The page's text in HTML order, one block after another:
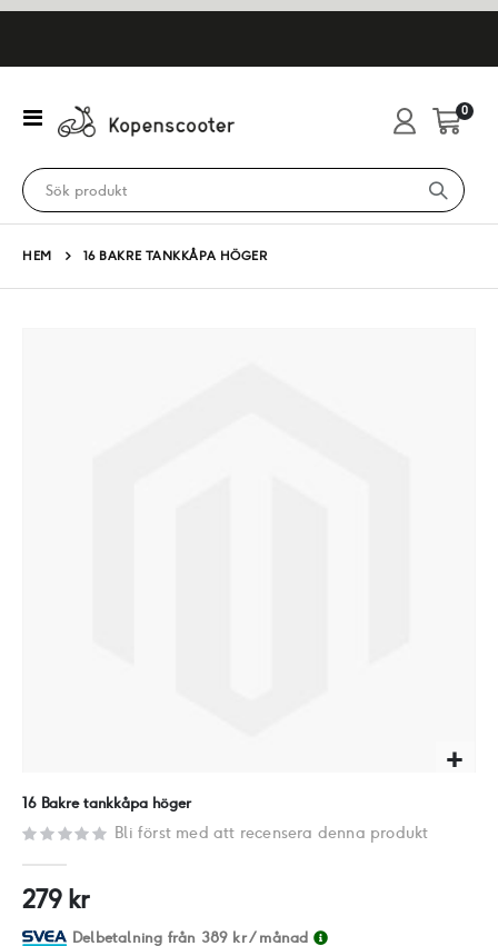
Växla
Nav
Cart
0
HEM 16 BAKRE TANKKÅPA HÖGER
början
bildgalleriet
16 Bakre tankkåpa höger
Bli först med att recensera denna produkt
279 kr
Delbetalning från 389 kr/ månad